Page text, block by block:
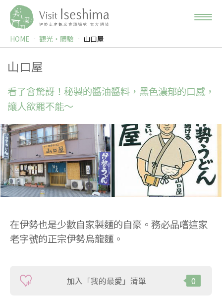
HOME 觀光‧體驗 山口屋
山口屋
看了會驚訝！秘製的醬油醬料，黑色濃郁的口感，
讓人欲罷不能〜
在伊勢也是少數自家製麵的自豪。務必品嚐這家
老字號的正宗伊勢烏龍麵。
加入「我的最愛」清單 0